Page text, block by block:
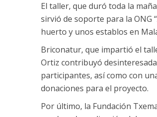
El taller, que duró toda la
sirvió de soporte para la ONG
huerto y unos establos en
Briconatur, que impartió el
Ortiz contribuyó
participantes, así como con
donaciones para el proyecto.
Por último, la Fundación